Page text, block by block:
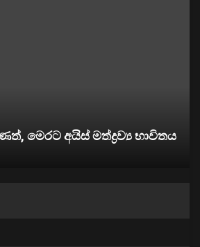
මෙරට අයිස් මත්ද්‍රව්‍ය භාවිතය